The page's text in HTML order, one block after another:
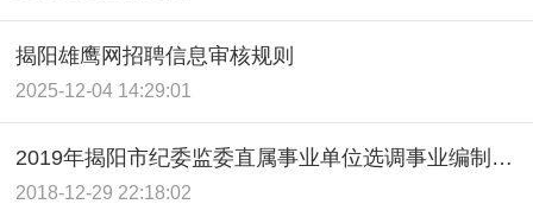
揭阳雄鹰网招聘信息审核规则
2025-12-04 14:29:01
2019年揭阳市纪委监委直属事业单位选调事业编制人员公告
2018-12-29 22:18:02